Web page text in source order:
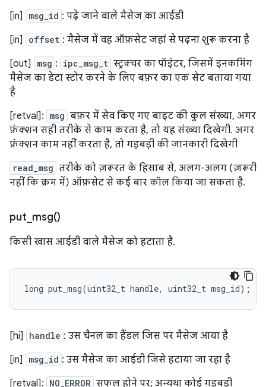
[in]
msg_id : पढ़े जाने वाले मैसेज का आईडी
[in]
offset : मैसेज में वह ऑफ़सेट जहां से पढ़ना शुरू करना है
[out]
msg : ipc_msg_t स्ट्रक्चर का पॉइंटर, जिसमें इनकमिंग
मैसेज का डेटा स्टोर करने के लिए बफ़र का एक सेट बताया गया
है
[retval]: msg बफ़र में सेव किए गए बाइट की कुल संख्या, अगर
फ़ंक्शन सही तरीके से काम करता है, तो यह संख्या दिखेगी. अगर
फ़ंक्शन काम नहीं करता है, तो गड़बड़ी की जानकारी दिखेगी
read_msg तरीके को ज़रूरत के हिसाब से, अलग-अलग (ज़रूरी
नहीं कि क्रम में) ऑफ़सेट से कई बार कॉल किया जा सकता है.
put_msg()
किसी खास आईडी वाले मैसेज को हटाता है.
long put_msg(uint32_t handle, uint32_t msg_id);
[hi] handle : उस चैनल का हैंडल जिस पर मैसेज आया है
[in]
msg_id : उस मैसेज का आईडी जिसे हटाया जा रहा है
[retval]: NO_ERROR सफल होने पर; अन्यथा कोई गड़बड़ी